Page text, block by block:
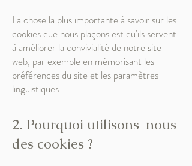
La chose la plus importante à savoir sur les
cookies que nous plaçons est qu'ils servent
à améliorer la convivialité de notre site
web, par exemple en mémorisant les
préférences du site et les paramètres
linguistiques.
2. Pourquoi utilisons-nous
des cookies ?